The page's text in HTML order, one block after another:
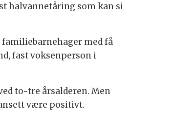
halvannetåring som kan si
med få
fast voksenperson i
to-tre årsalderen. Men
være positivt.